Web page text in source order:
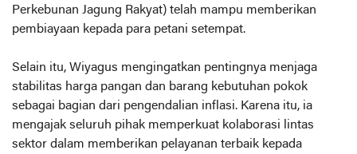
Perkebunan Jagung Rakyat) telah mampu memberikan
pembiayaan kepada para petani setempat.
Selain itu, Wiyagus mengingatkan pentingnya menjaga
stabilitas harga pangan dan barang kebutuhan pokok
sebagai bagian dari pengendalian inflasi. Karena itu, ia
mengajak seluruh pihak memperkuat kolaborasi lintas
sektor dalam memberikan pelayanan terbaik kepada